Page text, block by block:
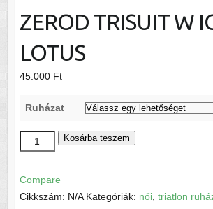
ZEROD TRISUIT W
LOTUS
45.000 Ft
Ruházat
ZEROD
TRISUIT
Kosárba teszem
Compare
Cikkszám: N/A Kategóriák: női, triatlon